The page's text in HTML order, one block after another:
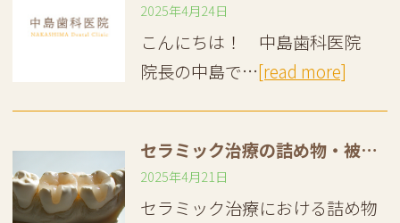
2025年4月24日
こんにちは！ 中島歯科医院
院長の中島で…[read more]
セラミック治療の詰め物・被せ物｜インレー・アンレー・クラウンって何が違うの？
2025年4月21日
セラミック治療における詰め物